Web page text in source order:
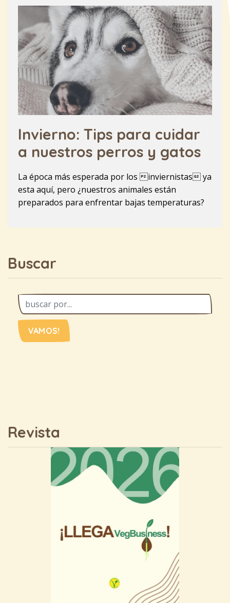
Invierno: Tips para cuidar
a nuestros perros y gatos
La época más esperada por los inviernistas ya
esta aquí, pero ¿nuestros animales están
preparados para enfrentar bajas temperaturas?
Buscar
VAMOS!
Revista